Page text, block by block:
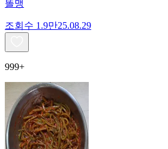
똘맹
조회수 1.9만25.08.29
999+